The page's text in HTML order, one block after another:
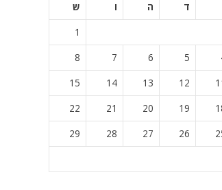
ד ה ו
ש
1
5
6
7
8
12
13
14
15
19
20
21
22
26
27
28
29